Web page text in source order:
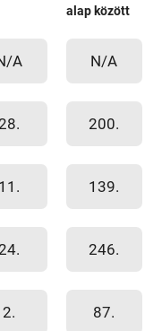
alap között
A N/A
200.
11. 139.
246.
2. 87.